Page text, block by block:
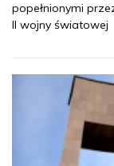
popełnionymi
II wojny światowej